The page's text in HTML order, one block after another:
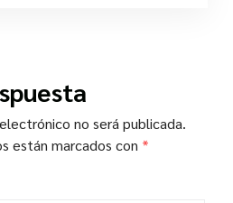
no será publicada.
están marcados con *